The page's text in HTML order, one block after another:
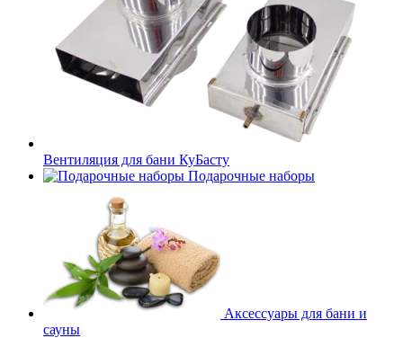
Вентиляция для бани КуБасту
Подарочные наборы
Аксессуары для бани и
сауны